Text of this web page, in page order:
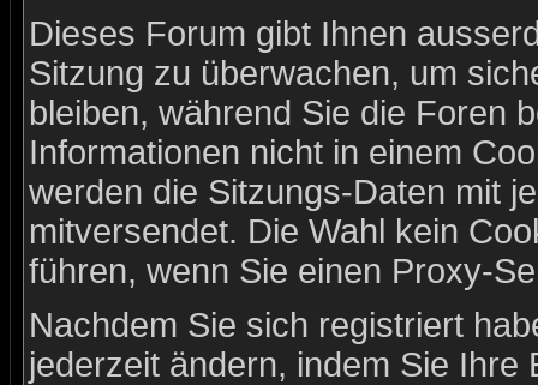
Dieses Forum gibt Ihnen
Sitzung zu überwachen, um
bleiben, während Sie die Foren
Informationen nicht in einem
werden die Sitzungs-Daten mit
mitversendet. Die Wahl kein
führen, wenn Sie einen Proxy-
Nachdem Sie sich registriert
jederzeit ändern, indem Sie